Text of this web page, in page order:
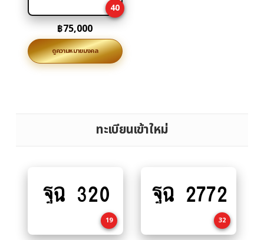
cart
40
฿75,000
ดูความหมายมงคล
ทะเบียนเข้าใหม่
to
ฐฉ 320
19
to
ฐฉ 2772
32